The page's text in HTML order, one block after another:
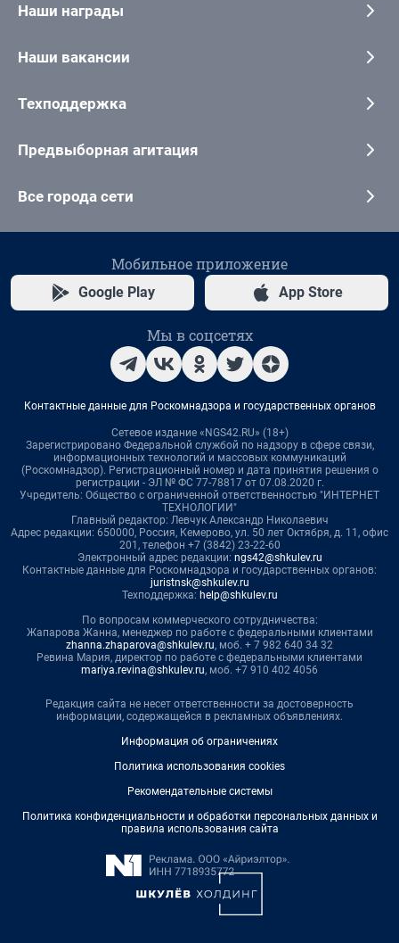
Наши награды
Наши вакансии
Техподдержка
Предвыборная агитация
Все города сети
Мобильное приложение
Google Play App Store
Мы в соцсетях
Контактные данные для Роскомнадзора и государственных органов
Сетевое издание «NGS42.RU» (18+)
Зарегистрировано Федеральной службой по надзору в сфере связи,
информационных технологий и массовых коммуникаций
(Роскомнадзор). Регистрационный номер и дата принятия решения о
регистрации - ЭЛ № ФС 77-78817 от 07.08.2020 г.
Учредитель: Общество с ограниченной ответственностью "ИНТЕРНЕТ
ТЕХНОЛОГИИ"
Главный редактор: Левчук Александр Николаевич
Адрес редакции: 650000, Россия, Кемерово, ул. 50 лет Октября, д. 11, офис
201, телефон +7 (3842) 23-22-60
Электронный адрес редакции: ngs42@shkulev.ru
Контактные данные для Роскомнадзора и государственных органов:
juristnsk@shkulev.ru
Техподдержка: help@shkulev.ru
По вопросам коммерческого сотрудничества:
Жапарова Жанна, менеджер по работе с федеральными клиентами
zhanna.zhaparova@shkulev.ru, моб. + 7 982 640 34 32
Ревина Мария, директор по работе с федеральными клиентами
mariya.revina@shkulev.ru, моб. +7 910 402 4056
Редакция сайта не несет ответственности за достоверность
информации, содержащейся в рекламных объявлениях.
Информация об ограничениях
Политика использования cookies
Рекомендательные системы
Политика конфиденциальности и обработки персональных данных и
правила использования сайта